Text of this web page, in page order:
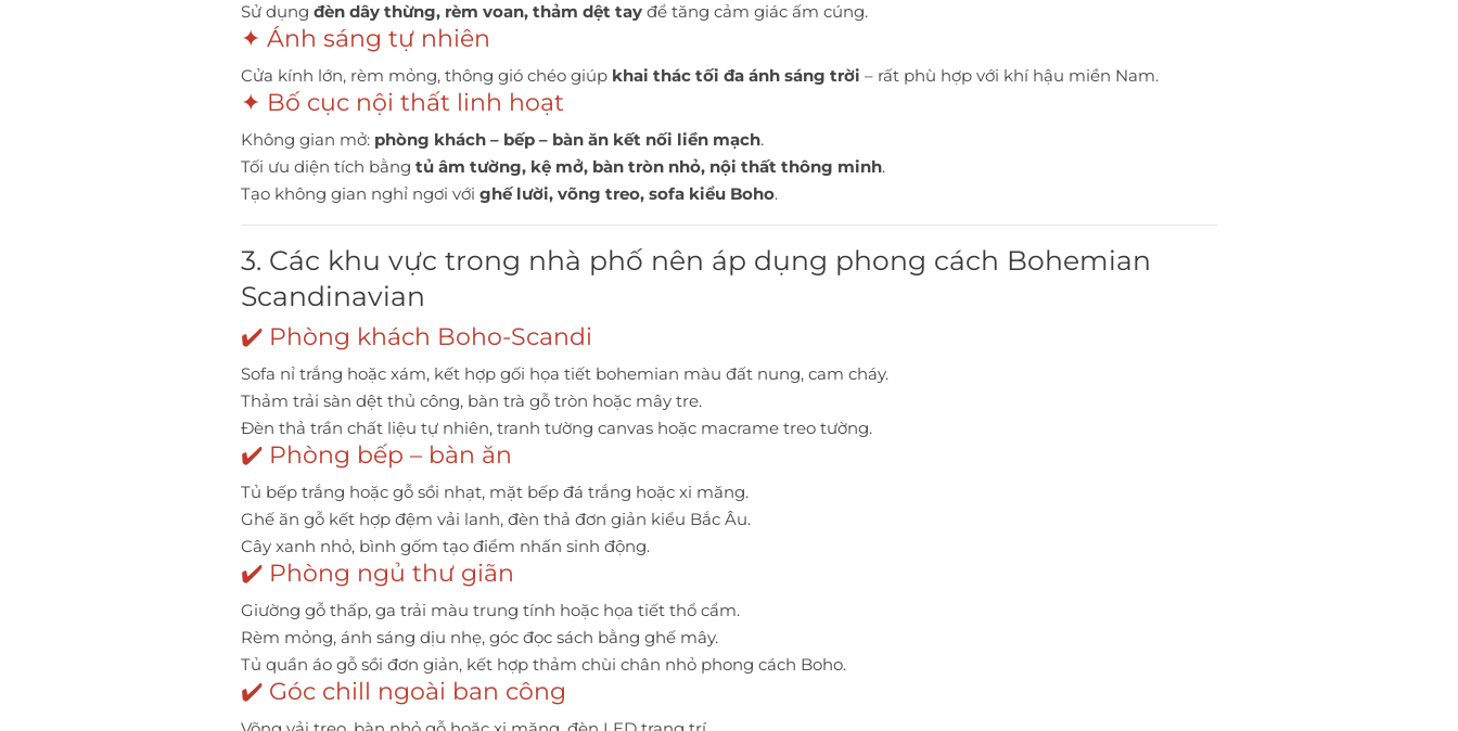
Sử dụng đèn dây thừng, rèm voan, thảm dệt tay để tăng cảm giác ấm cúng.
✦ Ánh sáng tự nhiên
Cửa kính lớn, rèm mỏng, thông gió chéo giúp khai thác tối đa ánh sáng trời – rất phù hợp với khí hậu miền Nam.
✦ Bố cục nội thất linh hoạt
Không gian mở: phòng khách – bếp – bàn ăn kết nối liền mạch.
Tối ưu diện tích bằng tủ âm tường, kệ mở, bàn tròn nhỏ, nội thất thông minh.
Tạo không gian nghỉ ngơi với ghế lười, võng treo, sofa kiểu Boho.
3. Các khu vực trong nhà phố nên áp dụng phong cách Bohemian
Scandinavian
✔️ Phòng khách Boho-Scandi
Sofa nỉ trắng hoặc xám, kết hợp gối họa tiết bohemian màu đất nung, cam cháy.
Thảm trải sàn dệt thủ công, bàn trà gỗ tròn hoặc mây tre.
Đèn thả trần chất liệu tự nhiên, tranh tường canvas hoặc macrame treo tường.
✔️ Phòng bếp – bàn ăn
Tủ bếp trắng hoặc gỗ sồi nhạt, mặt bếp đá trắng hoặc xi măng.
Ghế ăn gỗ kết hợp đệm vải lanh, đèn thả đơn giản kiểu Bắc Âu.
Cây xanh nhỏ, bình gốm tạo điểm nhấn sinh động.
✔️ Phòng ngủ thư giãn
Giường gỗ thấp, ga trải màu trung tính hoặc họa tiết thổ cẩm.
Rèm mỏng, ánh sáng dịu nhẹ, góc đọc sách bằng ghế mây.
Tủ quần áo gỗ sồi đơn giản, kết hợp thảm chùi chân nhỏ phong cách Boho.
✔️ Góc chill ngoài ban công